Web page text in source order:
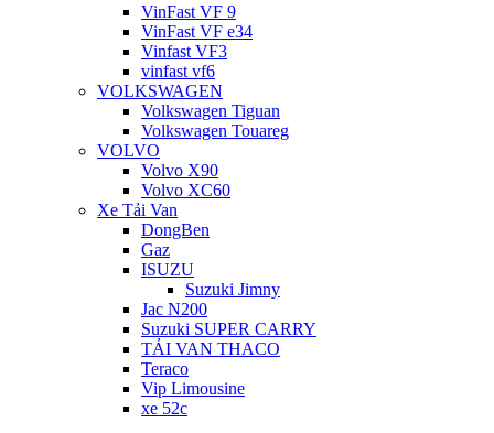
VinFast VF 9
VinFast VF e34
Vinfast VF3
vinfast vf6
VOLKSWAGEN
Volkswagen Tiguan
Volkswagen Touareg
VOLVO
Volvo X90
Volvo XC60
Xe Tải Van
DongBen
Gaz
ISUZU
Suzuki Jimny
Jac N200
Suzuki SUPER CARRY
TẢI VAN THACO
Teraco
Vip Limousine
xe 52c